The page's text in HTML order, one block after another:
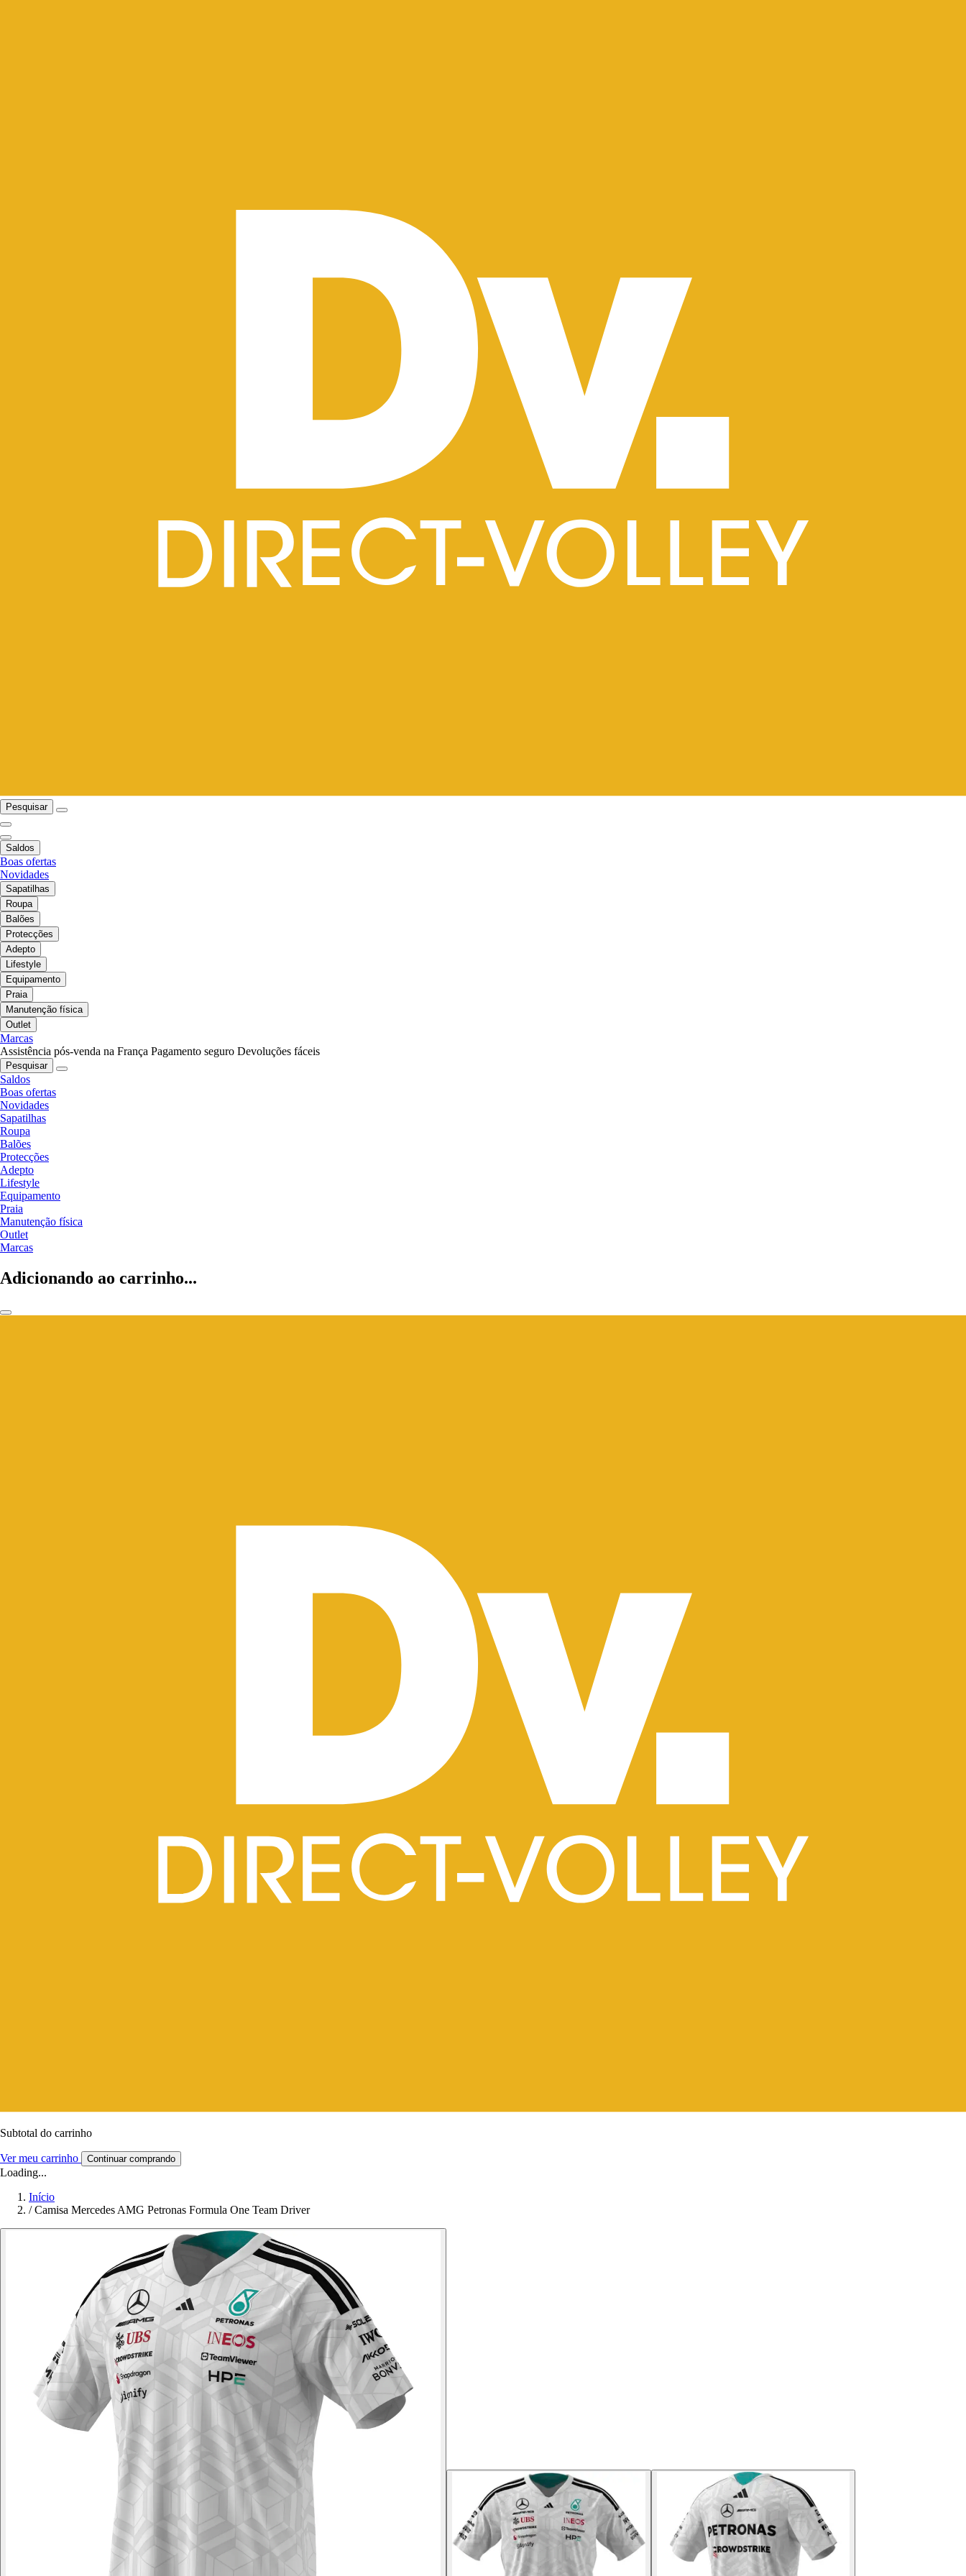
Pesquisar
Saldos
Boas ofertas
Novidades
Sapatilhas
Roupa
Balões
Protecções
Adepto
Lifestyle
Equipamento
Praia
Manutenção física
Outlet
Marcas
Assistência pós-venda na França Pagamento seguro Devoluções fáceis
Pesquisar
Saldos
Boas ofertas
Novidades
Sapatilhas
Roupa
Balões
Protecções
Adepto
Lifestyle
Equipamento
Praia
Manutenção física
Outlet
Marcas
Adicionando ao carrinho...
Subtotal do carrinho
Ver meu carrinho Continuar comprando
Loading...
Início
/ Camisa Mercedes AMG Petronas Formula One Team Driver